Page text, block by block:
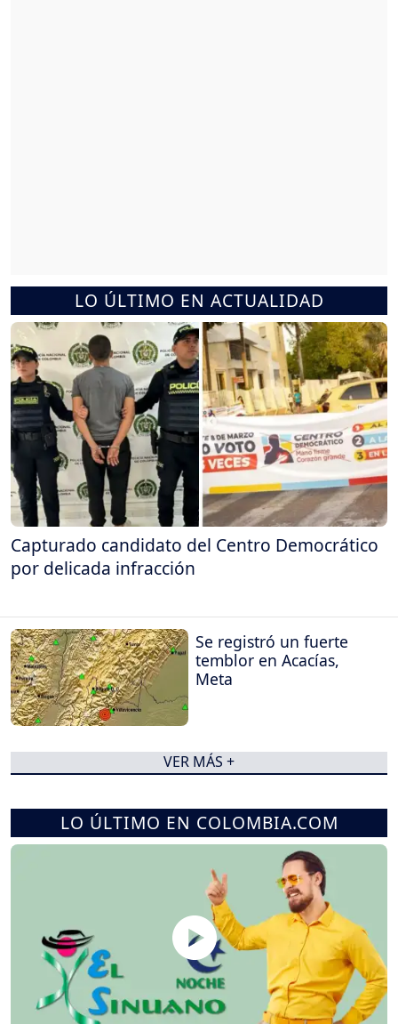
LO ÚLTIMO EN ACTUALIDAD
Capturado candidato del Centro Democrático
por delicada infracción
Se registró un fuerte
temblor en Acacías,
Meta
VER MÁS +
LO ÚLTIMO EN COLOMBIA.COM